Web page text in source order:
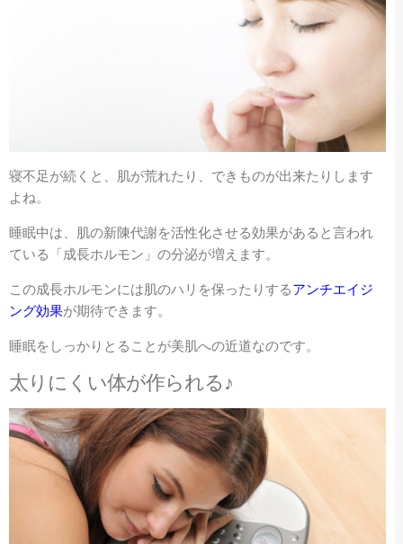
寝不足が続くと、肌が荒れたり、できものが出来たりします
よね。
睡眠中は、肌の新陳代謝を活性化させる効果があると言われ
ている「成長ホルモン」の分泌が増えます。
この成長ホルモンには肌のハリを保ったりするアンチエイジ
ング効果が期待できます。
睡眠をしっかりとることが美肌への近道なのです。
太りにくい体が作られる♪